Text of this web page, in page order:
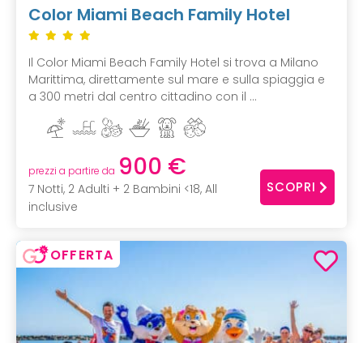
Color Miami Beach Family Hotel
Il Color Miami Beach Family Hotel si trova a Milano
Marittima, direttamente sul mare e sulla spiaggia e
a 300 metri dal centro cittadino con il ...
prezzi a partire da 900 €
7 Notti, 2 Adulti + 2 Bambini <18, All
inclusive
SCOPRI
OFFERTA